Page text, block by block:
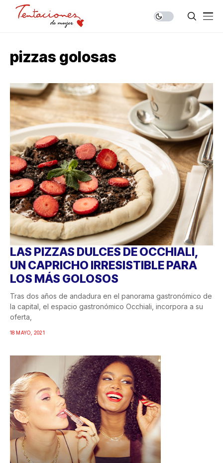
pizzas golosas
LAS PIZZAS DULCES DE OCCHIALI,
UN CAPRICHO IRRESISTIBLE PARA
LOS MÁS GOLOSOS
Tras dos años de andadura en el panorama gastronómico de
la capital, el espacio gastronómico Occhiali, incorpora a su
oferta,
18 MAYO, 2021